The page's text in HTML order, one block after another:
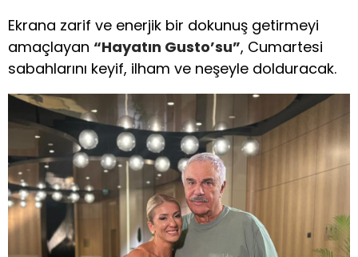
Ekrana zarif ve enerjik bir dokunuş getirmeyi
amaçlayan “Hayatın Gusto’su”, Cumartesi
sabahlarını keyif, ilham ve neşeyle dolduracak.